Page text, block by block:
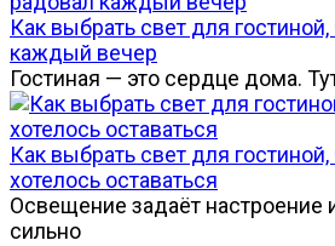
Как выбрать свет для
каждый вечер
Гостиная — это сердце дома.
Как выбрать свет для
хотелось оставаться
Освещение задаёт настроение
сильно